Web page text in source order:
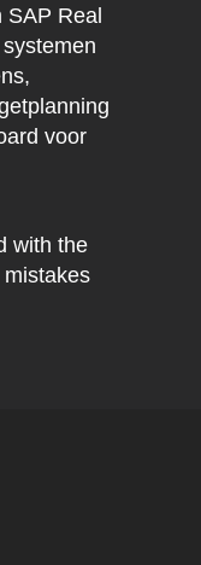
Real
voor
with the